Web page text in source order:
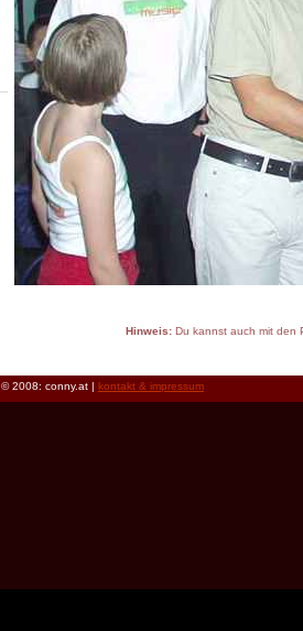
Hinweis:Du kannst auch mit den
© 2008: conny.at | kontakt & impressum